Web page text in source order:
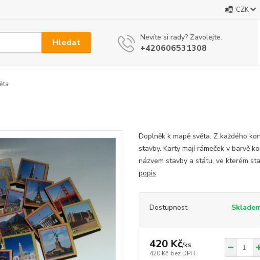
CZK
Hledat Nevíte si rady? Zavolejte.
+420606531308
Doplněk k mapě světa. Z každého
stavby. Karty mají rámeček v barvě
názvem stavby a státu, ve kterém
popis
Dostupnost
420 Kč/ks
420 Kč bez DPH